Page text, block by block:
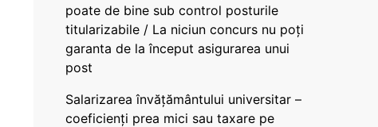
poate de bine sub control posturile
titularizabile / La niciun concurs nu poți
garanta de la început asigurarea unui
post
Salarizarea învățământului universitar –
coeficienți prea mici sau taxare pe